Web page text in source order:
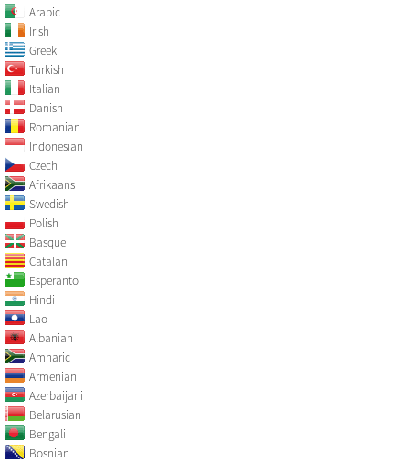
Arabic
Irish
Greek
Turkish
Italian
Danish
Romanian
Indonesian
Czech
Afrikaans
Swedish
Polish
Basque
Catalan
Esperanto
Hindi
Lao
Albanian
Amharic
Armenian
Azerbaijani
Belarusian
Bengali
Bosnian